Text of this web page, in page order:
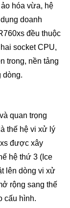
hóa vừa, hệ
doanh
đều thuộc
socket CPU,
trong, nền tảng
dòng.
quan trọng
thế hệ vi xử lý
được xây
hệ thứ 3 (Ice
lên dòng vi xử
rộng sang thế
cấu hình.